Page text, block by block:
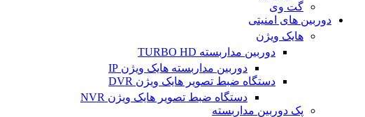
گت وی
دوربین های امنیتی
هایک ویژن
دوربین مداربسته TURBO HD
دوربین مداربسته هایک ویژن IP
دستگاه ضبط تصویر هایک ویژن DVR
دستگاه ضبط تصویر هایک ویژن NVR
پک دوربین مداربسته